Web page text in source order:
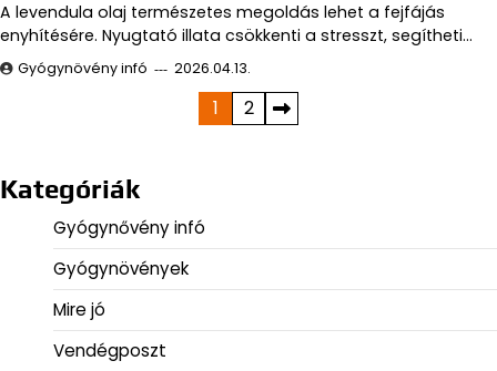
A levendula olaj természetes megoldás lehet a fejfájás
enyhítésére. Nyugtató illata csökkenti a stresszt, segítheti…
Gyógynövény infó 2026.04.13.
1 2
Kategóriák
Gyógynővény infó
Gyógynövények
Mire jó
Vendégposzt